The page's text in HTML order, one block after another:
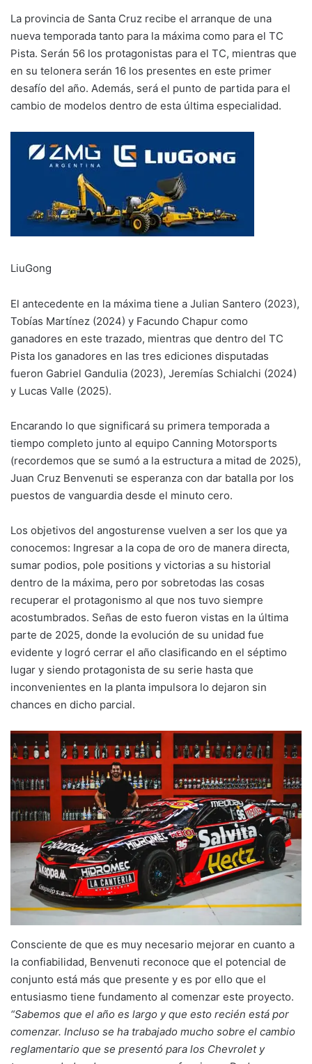
La provincia de Santa Cruz recibe el arranque de una
nueva temporada tanto para la máxima como para el TC
Pista. Serán 56 los protagonistas para el TC, mientras que
en su telonera serán 16 los presentes en este primer
desafío del año. Además, será el punto de partida para el
cambio de modelos dentro de esta última especialidad.
LiuGong
El antecedente en la máxima tiene a Julian Santero (2023),
Tobías Martínez (2024) y Facundo Chapur como
ganadores en este trazado, mientras que dentro del TC
Pista los ganadores en las tres ediciones disputadas
fueron Gabriel Gandulia (2023), Jeremías Schialchi (2024)
y Lucas Valle (2025).
Encarando lo que significará su primera temporada a
tiempo completo junto al equipo Canning Motorsports
(recordemos que se sumó a la estructura a mitad de 2025),
Juan Cruz Benvenuti se esperanza con dar batalla por los
puestos de vanguardia desde el minuto cero.
Los objetivos del angosturense vuelven a ser los que ya
conocemos: Ingresar a la copa de oro de manera directa,
sumar podios, pole positions y victorias a su historial
dentro de la máxima, pero por sobretodas las cosas
recuperar el protagonismo al que nos tuvo siempre
acostumbrados. Señas de esto fueron vistas en la última
parte de 2025, donde la evolución de su unidad fue
evidente y logró cerrar el año clasificando en el séptimo
lugar y siendo protagonista de su serie hasta que
inconvenientes en la planta impulsora lo dejaron sin
chances en dicho parcial.
Consciente de que es muy necesario mejorar en cuanto a
la confiabilidad, Benvenuti reconoce que el potencial de
conjunto está más que presente y es por ello que el
entusiasmo tiene fundamento al comenzar este proyecto.
“Sabemos que el año es largo y que esto recién está por
comenzar. Incluso se ha trabajado mucho sobre el cambio
reglamentario que se presentó para los Chevrolet y